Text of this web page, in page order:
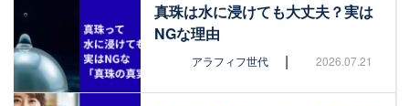
真珠は水に浸けても大丈夫？実は
NGな理由
アラフィフ世代 | 2026.07.21